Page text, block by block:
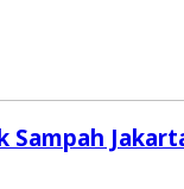
Sampah